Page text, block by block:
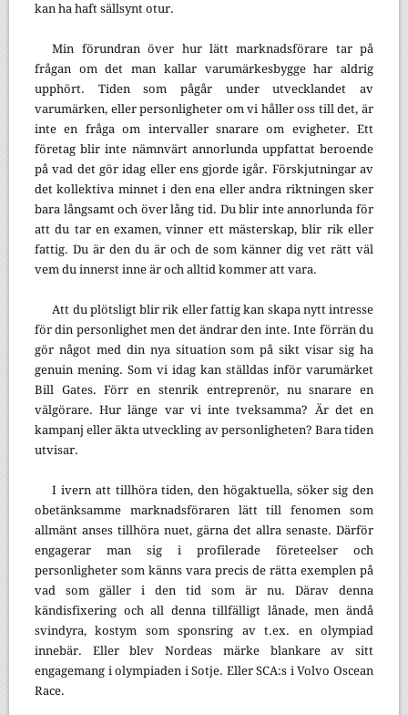
kan ha haft sällsynt otur.
Min förundran över hur lätt marknadsförare tar på
frågan om det man kallar varumärkesbygge har aldrig
upphört. Tiden som pågår under utvecklandet av
varumärken, eller personligheter om vi håller oss till det, är
inte en fråga om intervaller snarare om evigheter. Ett
företag blir inte nämnvärt annorlunda uppfattat beroende
på vad det gör idag eller ens gjorde igår. Förskjutningar av
det kollektiva minnet i den ena eller andra riktningen sker
bara långsamt och över lång tid. Du blir inte annorlunda för
att du tar en examen, vinner ett mästerskap, blir rik eller
fattig. Du är den du är och de som känner dig vet rätt väl
vem du innerst inne är och alltid kommer att vara.
Att du plötsligt blir rik eller fattig kan skapa nytt intresse
för din personlighet men det ändrar den inte. Inte förrän du
gör något med din nya situation som på sikt visar sig ha
genuin mening. Som vi idag kan ställdas inför varumärket
Bill Gates. Förr en stenrik entreprenör, nu snarare en
välgörare. Hur länge var vi inte tveksamma? Är det en
kampanj eller äkta utveckling av personligheten? Bara tiden
utvisar.
I ivern att tillhöra tiden, den högaktuella, söker sig den
obetänksamme marknadsföraren lätt till fenomen som
allmänt anses tillhöra nuet, gärna det allra senaste. Därför
engagerar man sig i profilerade företeelser och
personligheter som känns vara precis de rätta exemplen på
vad som gäller i den tid som är nu. Därav denna
kändisfixering och all denna tillfälligt lånade, men ändå
svindyra, kostym som sponsring av t.ex. en olympiad
innebär. Eller blev Nordeas märke blankare av sitt
engagemang i olympiaden i Sotje. Eller SCA:s i Volvo Oscean
Race.